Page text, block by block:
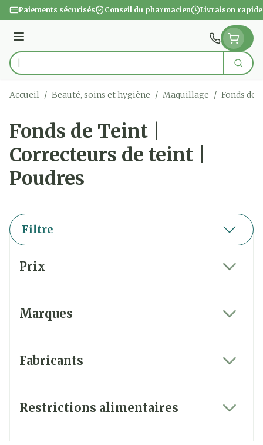
Aller au contenu
Paiements sécurisés Conseil du pharmacien Livraison rapide
Menu
Rechercher
Accueil / Beauté, soins et hygiène / Maquillage / Fonds de
Fonds de Teint |
Correcteurs de teint |
Poudres
Filtre
Prix
Marques
Fabricants
Restrictions alimentaires